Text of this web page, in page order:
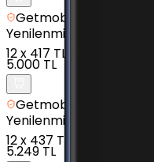
Getmobil Güvencesi
Yenilenmiş
Samsung
12x 417 TL
5.000 TL
Getmobil Güvencesi
Yenilenmiş
Samsung
12x 437 TL
5.249 TL